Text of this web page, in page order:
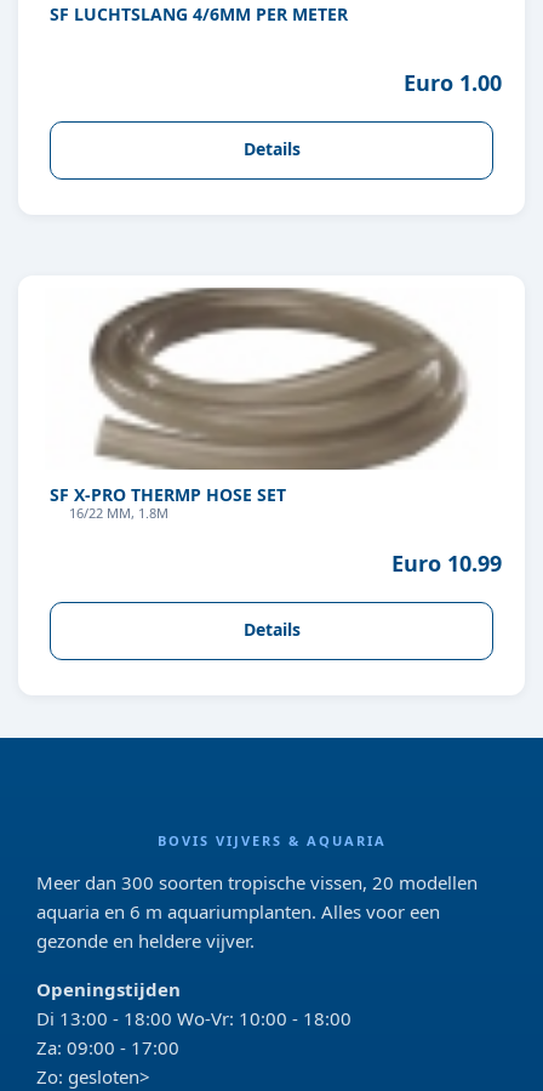
SF LUCHTSLANG 4/6MM PER METER
Euro 1.00
Details
SF X-PRO THERMP HOSE SET
16/22 MM, 1.8M
Euro 10.99
Details
BOVIS VIJVERS & AQUARIA
Meer dan 300 soorten tropische vissen, 20 modellen
aquaria en 6 m aquariumplanten. Alles voor een
gezonde en heldere vijver.
Openingstijden
Di 13:00 - 18:00 Wo-Vr: 10:00 - 18:00
Za: 09:00 - 17:00
Zo: gesloten>